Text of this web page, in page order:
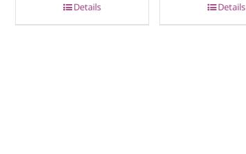
Details Details